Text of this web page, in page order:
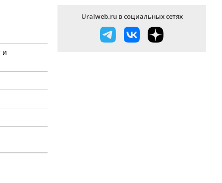
и
Uralweb.ru в социальных сетях